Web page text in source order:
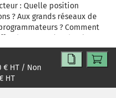
: Quelle position
? Aux grands réseaux de
? Comment
de spectacles de plus en
concilier au mieux la
et les tournées ?
sur le long terme un
contrats précaires ? Faut-
€ HT / Non
HT